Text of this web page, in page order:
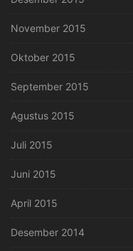
November 2015
Oktober 2015
September 2015
Agustus 2015
Juli 2015
Juni 2015
April 2015
Desember 2014